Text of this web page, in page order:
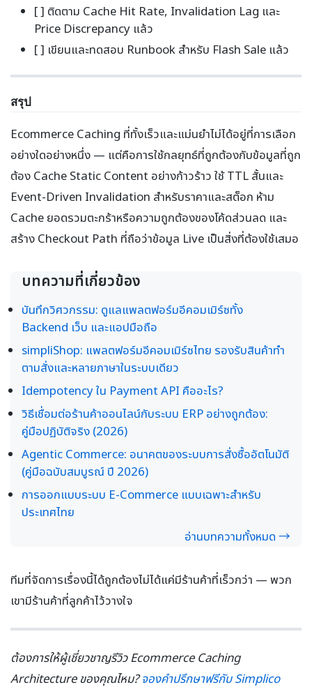
[ ] ติดตาม Cache Hit Rate, Invalidation Lag และ
Price Discrepancy แล้ว
[ ] เขียนและทดสอบ Runbook สำหรับ Flash Sale แล้ว
สรุป
Ecommerce Caching ที่ทั้งเร็วและแม่นยำไม่ได้อยู่ที่การเลือก
อย่างใดอย่างหนึ่ง — แต่คือการใช้กลยุทธ์ที่ถูกต้องกับข้อมูลที่ถูก
ต้อง Cache Static Content อย่างก้าวร้าว ใช้ TTL สั้นและ
Event-Driven Invalidation สำหรับราคาและสต็อก ห้าม
Cache ยอดรวมตะกร้าหรือความถูกต้องของโค้ดส่วนลด และ
สร้าง Checkout Path ที่ถือว่าข้อมูล Live เป็นสิ่งที่ต้องใช้เสมอ
บทความที่เกี่ยวข้อง
บันทึกวิศวกรรม: ดูแลแพลตฟอร์มอีคอมเมิร์ซทั้ง
Backend เว็บ และแอปมือถือ
simpliShop: แพลตฟอร์มอีคอมเมิร์ซไทย รองรับสินค้าทำ
ตามสั่งและหลายภาษาในระบบเดียว
Idempotency ใน Payment API คืออะไร?
วิธีเชื่อมต่อร้านค้าออนไลน์กับระบบ ERP อย่างถูกต้อง:
คู่มือปฏิบัติจริง (2026)
Agentic Commerce: อนาคตของระบบการสั่งซื้ออัตโนมัติ
(คู่มือฉบับสมบูรณ์ ปี 2026)
การออกแบบระบบ E-Commerce แบบเฉพาะสำหรับ
ประเทศไทย
อ่านบทความทั้งหมด →
ทีมที่จัดการเรื่องนี้ได้ถูกต้องไม่ได้แค่มีร้านค้าที่เร็วกว่า — พวก
เขามีร้านค้าที่ลูกค้าไว้วางใจ
ต้องการให้ผู้เชี่ยวชาญรีวิว Ecommerce Caching
Architecture ของคุณไหม?จองคำปรึกษาฟรีกับ Simplico